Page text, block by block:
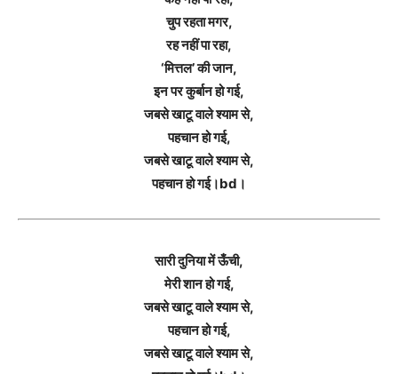
चुप रहता मगर,
रह नहीं पा रहा,
‘मित्तल’ की जान,
इन पर कुर्बान हो गई,
जबसे खाटू वाले श्याम से,
पहचान हो गई,
जबसे खाटू वाले श्याम से,
पहचान हो गई।bd।
सारी दुनिया में ऊँची,
मेरी शान हो गई,
जबसे खाटू वाले श्याम से,
पहचान हो गई,
जबसे खाटू वाले श्याम से,